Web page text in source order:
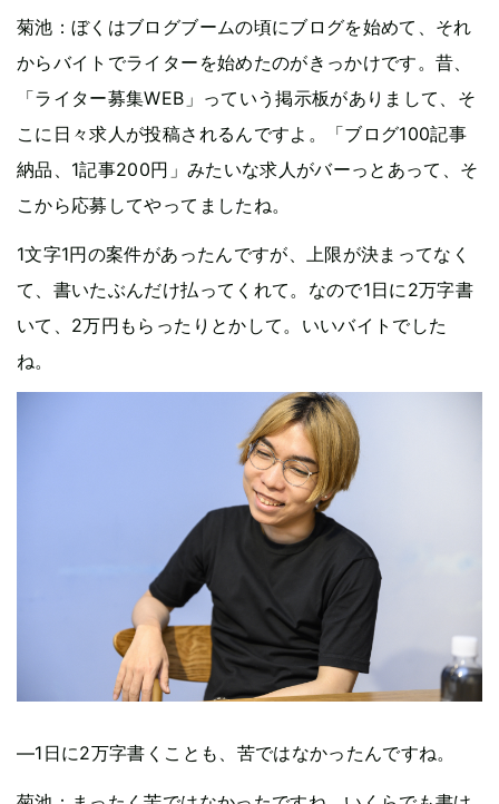
菊池：ぼくはブログブームの頃にブログを始めて、それ
からバイトでライターを始めたのがきっかけです。昔、
「ライター募集WEB」っていう掲示板がありまして、そ
こに日々求人が投稿されるんですよ。「ブログ100記事
納品、1記事200円」みたいな求人がバーっとあって、そ
こから応募してやってましたね。
1文字1円の案件があったんですが、上限が決まってなく
て、書いたぶんだけ払ってくれて。なので1日に2万字書
いて、2万円もらったりとかして。いいバイトでした
ね。
—1日に2万字書くことも、苦ではなかったんですね。